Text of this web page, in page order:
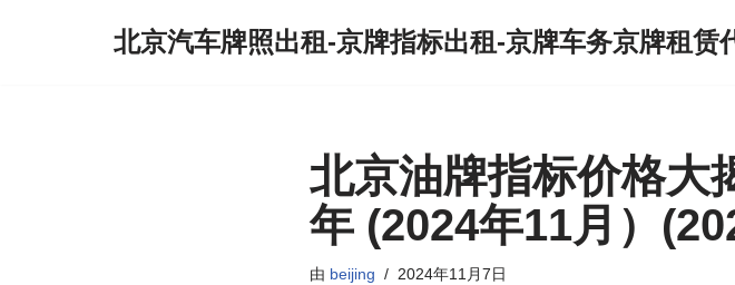
北京汽车牌照出租-京牌指标出租-京牌车务京牌租赁
北京油牌指标价格大
年 (2024年11月）
由 beijing 2024年11月7日